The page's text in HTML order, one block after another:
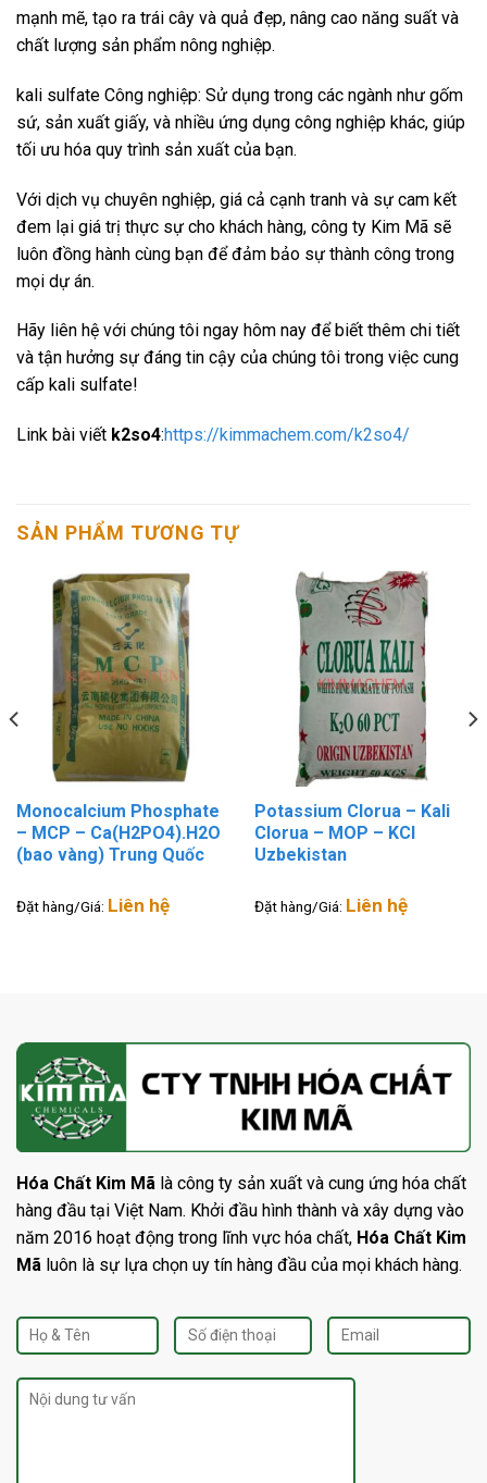
mạnh mẽ, tạo ra trái cây và quả đẹp, nâng cao năng suất và
chất lượng sản phẩm nông nghiệp.
kali sulfate Công nghiệp: Sử dụng trong các ngành như gốm
sứ, sản xuất giấy, và nhiều ứng dụng công nghiệp khác, giúp
tối ưu hóa quy trình sản xuất của bạn.
Với dịch vụ chuyên nghiệp, giá cả cạnh tranh và sự cam kết
đem lại giá trị thực sự cho khách hàng, công ty Kim Mã sẽ
luôn đồng hành cùng bạn để đảm bảo sự thành công trong
mọi dự án.
Hãy liên hệ với chúng tôi ngay hôm nay để biết thêm chi tiết
và tận hưởng sự đáng tin cậy của chúng tôi trong việc cung
cấp kali sulfate!
Link bài viết k2so4:https://kimmachem.com/k2so4/
SẢN PHẨM TƯƠNG TỰ
Monocalcium Phosphate
– MCP – Ca(H2PO4).H2O
(bao vàng) Trung Quốc
Đặt hàng/Giá: Liên hệ
Potassium Clorua – Kali
Clorua – MOP – KCl
Uzbekistan
Đặt hàng/Giá: Liên hệ
Hóa Chất Kim Mã là công ty sản xuất và cung ứng hóa chất
hàng đầu tại Việt Nam. Khởi đầu hình thành và xây dựng vào
năm 2016 hoạt động trong lĩnh vực hóa chất, Hóa Chất Kim
Mã luôn là sự lựa chọn uy tín hàng đầu của mọi khách hàng.